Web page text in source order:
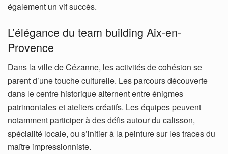
également un vif succès.
L’élégance du team building Aix-en-
Provence
Dans la ville de Cézanne, les activités de cohésion se
parent d’une touche culturelle. Les parcours découverte
dans le centre historique alternent entre énigmes
patrimoniales et ateliers créatifs. Les équipes peuvent
notamment participer à des défis autour du calisson,
spécialité locale, ou s’initier à la peinture sur les traces du
maître impressionniste.